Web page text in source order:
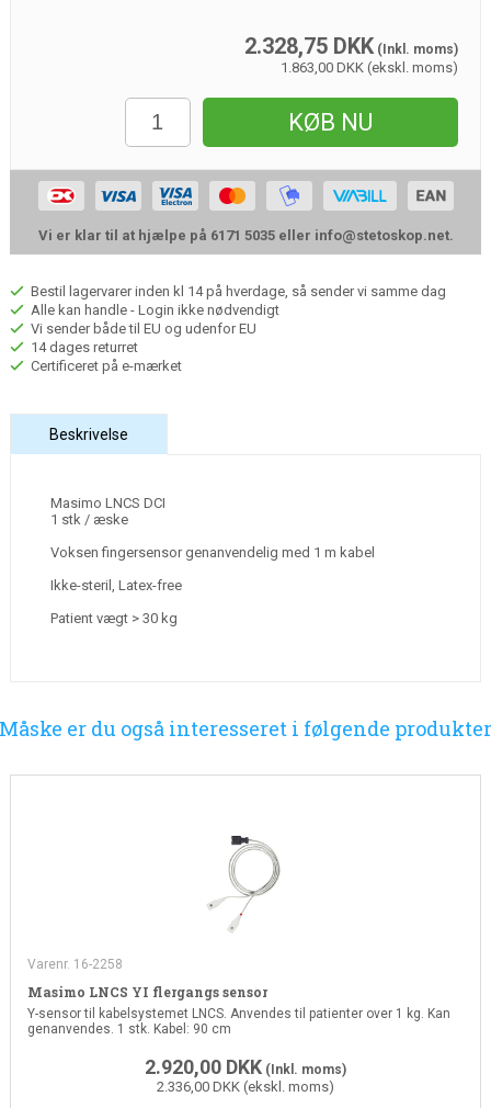
2.328,75 DKK(Inkl. moms)
1.863,00 DKK (ekskl. moms)
KØB NU
Vi er klar til at hjælpe på 6171 5035 eller info@stetoskop.net.
Bestil lagervarer inden kl 14 på hverdage, så sender vi samme dag
Alle kan handle - Login ikke nødvendigt
Vi sender både til EU og udenfor EU
14 dages returret
Certificeret på e-mærket
Beskrivelse
Masimo LNCS DCI
1 stk / æske
Voksen fingersensor genanvendelig med 1 m kabel
Ikke-steril, Latex-free
Patient vægt > 30 kg
Måske er du også interesseret i følgende produkter
Varenr. 16-2258
Masimo LNCS YI flergangs sensor
Y-sensor til kabelsystemet LNCS. Anvendes til patienter over 1 kg. Kan
genanvendes. 1 stk. Kabel: 90 cm
2.920,00 DKK (Inkl. moms)
2.336,00 DKK (ekskl. moms)